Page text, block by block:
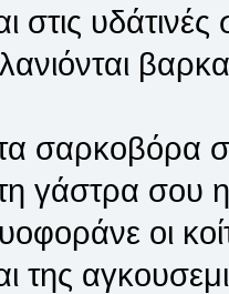
στις
σαρκοβόρα
γάστρα σου η
οι
της